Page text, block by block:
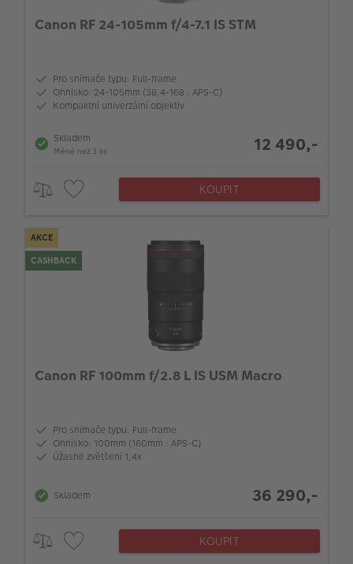
Canon RF 24-105mm f/4-7.1 IS STM
Pro snímače typu: Full-frame
Ohnisko: 24-105mm (38.4-168 : APS-C)
Kompaktní univerzální objektiv
Skladem
Méně než 3 ks 12 490,-
KOUPIT
AKCE
CASHBACK
Canon RF 100mm f/2.8 L IS USM Macro
Pro snímače typu: Full-frame
Ohnisko: 100mm (160mm : APS-C)
Úžasné zvětšení 1,4x
Skladem 36 290,-
KOUPIT